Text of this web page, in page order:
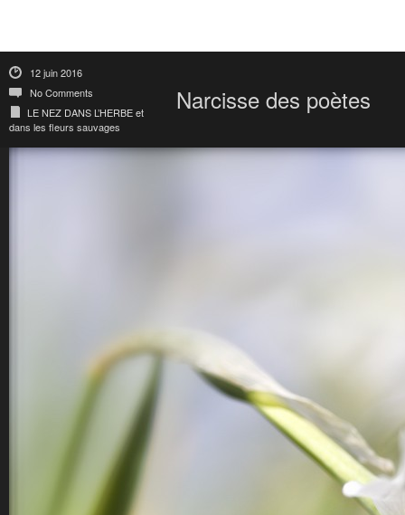
12 juin 2016
No Comments
LE NEZ DANS L’HERBE et
dans les fleurs sauvages
Narcisse des poètes